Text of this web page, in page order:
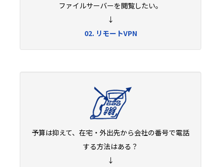
ファイルサーバーを閲覧したい。
↓
02. リモートVPN
予算は抑えて、在宅・外出先から会社の番号で電話
する方法はある？
↓